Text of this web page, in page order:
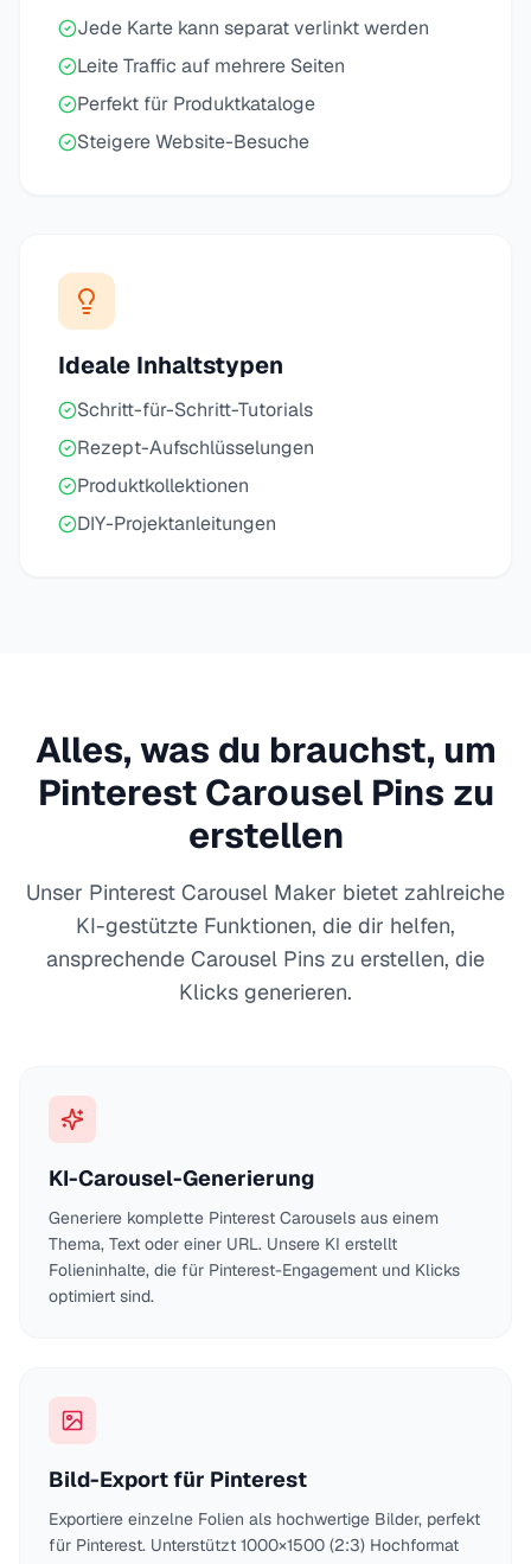
Jede Karte kann separat verlinkt werden
Leite Traffic auf mehrere Seiten
Perfekt für Produktkataloge
Steigere Website-Besuche
Ideale Inhaltstypen
Schritt-für-Schritt-Tutorials
Rezept-Aufschlüsselungen
Produktkollektionen
DIY-Projektanleitungen
Alles, was du brauchst, um
Pinterest Carousel Pins zu
erstellen
Unser Pinterest Carousel Maker bietet zahlreiche
KI-gestützte Funktionen, die dir helfen,
ansprechende Carousel Pins zu erstellen, die
Klicks generieren.
KI-Carousel-Generierung
Generiere komplette Pinterest Carousels aus einem
Thema, Text oder einer URL. Unsere KI erstellt
Folieninhalte, die für Pinterest-Engagement und Klicks
optimiert sind.
Bild-Export für Pinterest
Exportiere einzelne Folien als hochwertige Bilder, perfekt
für Pinterest. Unterstützt 1000×1500 (2:3) Hochformat